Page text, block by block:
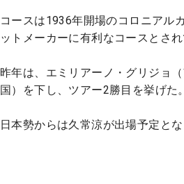
コースは1936年開場のコロニアル
ットメーカーに有利なコースとされ
昨年は、エミリアーノ・グリジョ
国）を下し、ツアー2勝目を挙げた。
日本勢からは久常涼が出場予定とな